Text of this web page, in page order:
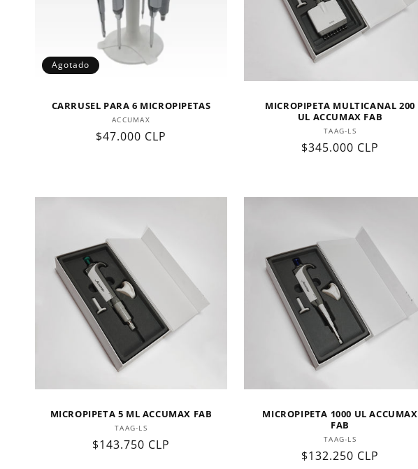
i
ó
Agotado
CARRUSEL PARA 6 MICROPIPETAS
Proveedor:
ACCUMAX
Precio
$47.000 CLP
MICROPIPETA MULTICANAL 200
UL ACCUMAX FAB
Proveedor:
TAAG-LS
Precio
$345.000 CLP
MICROPIPETA 5 ML ACCUMAX FAB
Proveedor:
TAAG-LS
Precio
$143.750 CLP
MICROPIPETA 1000 UL ACCUMAX
FAB
Proveedor:
TAAG-LS
Precio
$132.250 CLP